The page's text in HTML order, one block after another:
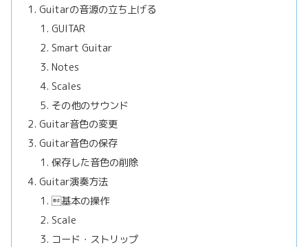
Guitarの音源の立ち上げる
GUITAR
Smart Guitar
Notes
Scales
その他のサウンド
Guitar音色の変更
Guitar音色の保存
保存した音色の削除
Guitar演奏方法
基本の操作
Scale
コード・ストリップ